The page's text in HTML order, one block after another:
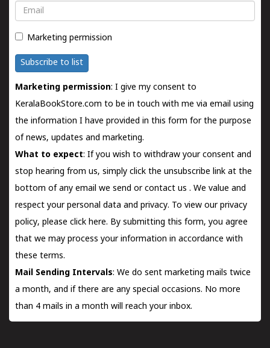
Email
Marketing permission
Subscribe to list
Marketing permission: I give my consent to
KeralaBookStore.com to be in touch with me via email using
the information I have provided in this form for the purpose
of news, updates and marketing.
What to expect: If you wish to withdraw your consent and
stop hearing from us, simply click the unsubscribe link at the
bottom of any email we send orcontact us . We value and
respect your personal data and privacy. To view our privacy
policy, please click here. By submitting this form, you agree
that we may process your information in accordance with
these terms.
Mail Sending Intervals: We do sent marketing mails twice
a month, and if there are any special occasions. No more
than 4 mails in a month will reach your inbox.